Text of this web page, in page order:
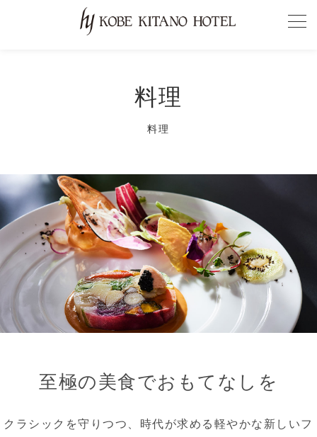
料理
料理
至極の美食でおもてなしを
クラシックを守りつつ、時代が求める軽やかな新しいフ